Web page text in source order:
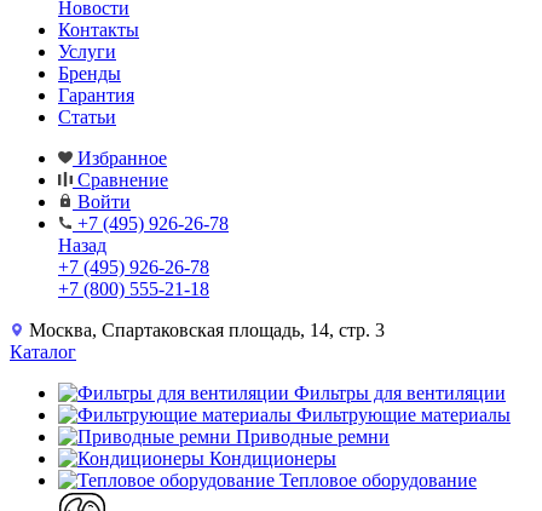
Новости
Контакты
Услуги
Бренды
Гарантия
Статьи
Избранное
Сравнение
Войти
+7 (495) 926-26-78
Назад
+7 (495) 926-26-78
+7 (800) 555-21-18
Москва, Спартаковская площадь, 14, стр. 3
Каталог
Фильтры для вентиляции
Фильтрующие материалы
Приводные ремни
Кондиционеры
Тепловое оборудование